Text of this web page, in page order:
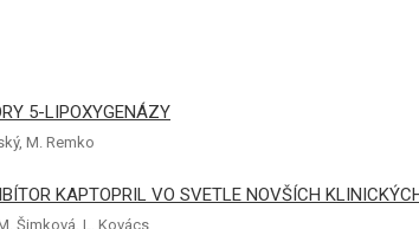
5-LIPOXYGENÁZY
M. Remko
KAPTOPRIL VO SVETLE NOVŠÍCH
Šimková, L. Kovács